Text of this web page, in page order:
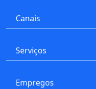
Canais
Serviços
Empregos